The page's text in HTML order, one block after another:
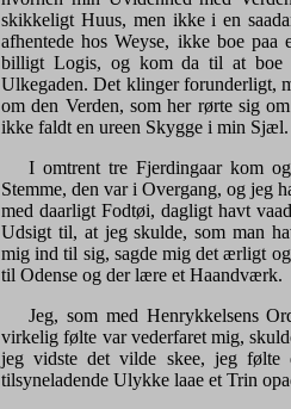
skikkeligt Huus, men ikke i en
afhentede hos Weyse, ikke boe paa
billigt Logis, og kom da til at boe
Ulkegaden. Det klinger forunderligt,
om den Verden, som her rørte sig
ikke faldt en ureen Skygge i min Sjæl.
I omtrent tre Fjerdingaar kom
Stemme, den var i Overgang, og jeg
med daarligt Fodtøi, dagligt havt
Udsigt til, at jeg skulde, som man
mig ind til sig, sagde mig det ærligt
til Odense og der lære et Haandværk.
Jeg, som med Henrykkelsens
virkelig følte var vederfaret mig,
jeg vidste det vilde skee, jeg følte
tilsyneladende Ulykke laae et Trin